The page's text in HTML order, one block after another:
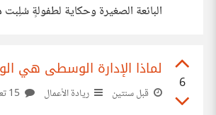
البائعة الصغيرة وحكاية لطفولةٍ
6
لماذا الإدارة الوسطى هي
قبل سنتين ريادة الأعمال